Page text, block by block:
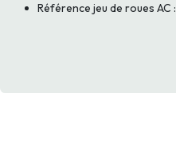
Référence jeu de roues AC :